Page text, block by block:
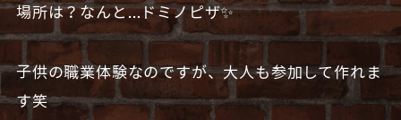
場所は？なんと…ドミノピザ✨
子供の職業体験なのですが、大人も参加して作れま
す笑